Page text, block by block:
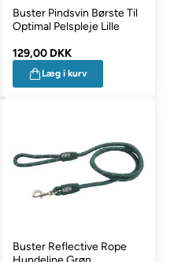
Buster Pindsvin Børste Til
Optimal Pelspleje Lille
129,00 DKK
Læg i kurv
Buster Reflective Rope